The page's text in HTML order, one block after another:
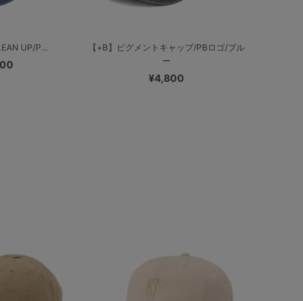
UP/P...
【+B】ピグメントキャップ/PBロゴ/ブル
ー
¥4,800